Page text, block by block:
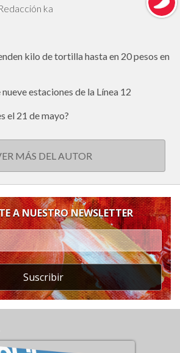
ka
kilo de tortilla hasta en 20 pesos en
estaciones de la Línea 12
el 21 de mayo?
MÁS DEL AUTOR
A NUESTRO NEWSLETTER
Suscribir